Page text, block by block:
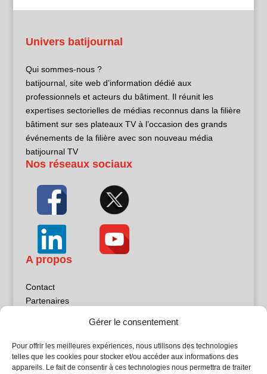
Gérer le consentement
Pour offrir les meilleures expériences, nous utilisons des technologies
telles que les cookies pour stocker et/ou accéder aux informations des
appareils. Le fait de consentir à ces technologies nous permettra de traiter
Univers batijournal
Qui sommes-nous ?
batijournal, site web d’information dédié aux
professionnels et acteurs du bâtiment. Il réunit les
expertises sectorielles de médias reconnus dans la filière
bâtiment sur ses plateaux TV à l’occasion des grands
événements de la filière avec son nouveau média
batijournal TV
Nos réseaux sociaux
A propos
Contact
Partenaires
Politique de confidentialité
Sites partenaires